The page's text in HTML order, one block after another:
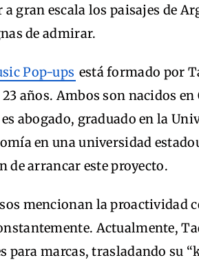
gran escala los paisajes de
de admirar.
Pop-ups está formado por
años. Ambos son nacidos
abogado, graduado en la
en una universidad
de arrancar este proyecto.
mencionan la proactividad
Actualmente,
para marcas, trasladando su